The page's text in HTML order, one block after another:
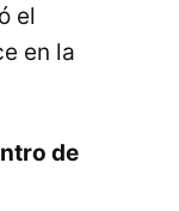
el
en la
de